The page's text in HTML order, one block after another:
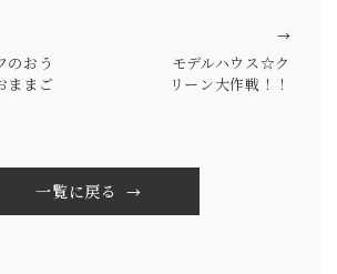
のおう
ままご
一覧に戻る
モデルハウス☆ク
リーン大作戦！！
→